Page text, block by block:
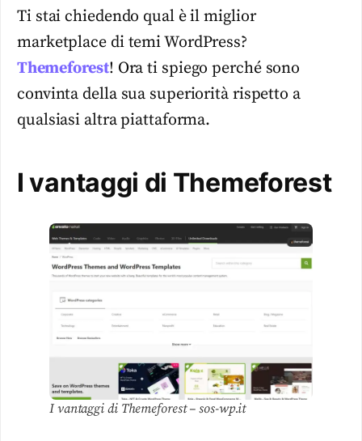
Ti stai chiedendo qual è il miglior
marketplace di temi WordPress?
Themeforest! Ora ti spiego perché sono
convinta della sua superiorità rispetto a
qualsiasi altra piattaforma.
I vantaggi di Themeforest
I vantaggi di Themeforest – sos-wp.it